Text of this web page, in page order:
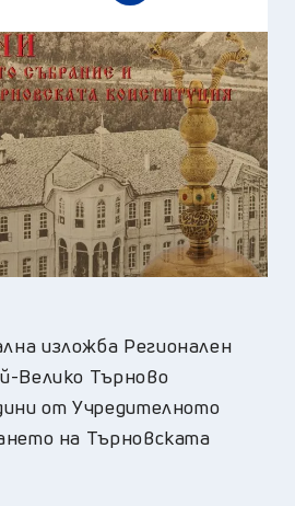
изложба Регионален
Велико Търново
от Учредителното
на Търновската